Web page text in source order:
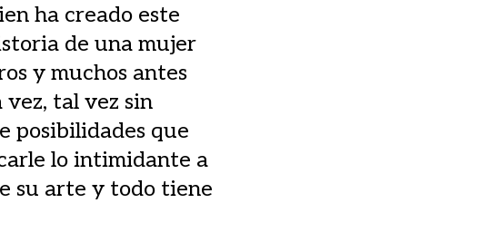
ha creado este
de una mujer
y muchos antes
tal vez sin
posibilidades que
lo intimidante a
su arte y todo tiene